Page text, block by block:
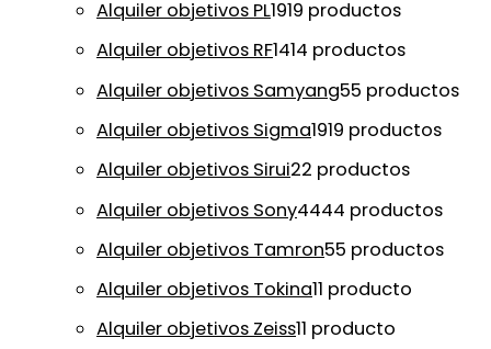
Alquiler objetivos PL1919 productos
Alquiler objetivos RF1414 productos
Alquiler objetivos Samyang55 productos
Alquiler objetivos Sigma1919 productos
Alquiler objetivos Sirui22 productos
Alquiler objetivos Sony4444 productos
Alquiler objetivos Tamron55 productos
Alquiler objetivos Tokina11 producto
Alquiler objetivos Zeiss11 producto